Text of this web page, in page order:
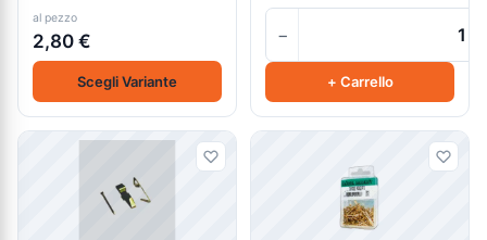
al pezzo
2,80 €
Scegli Variante
−
+ Carrello